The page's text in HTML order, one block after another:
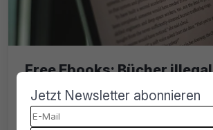
Free Ebooks: Bücher illegal
28.07.2026
Jetzt Newsletter abonnieren